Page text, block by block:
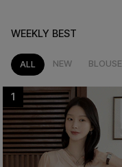
WEEKLY BEST
ALL NEW BLOUSE